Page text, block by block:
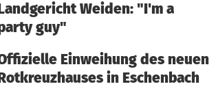
Weiden: "I'm a
guy"
Einweihung des neuen
in Eschenbach